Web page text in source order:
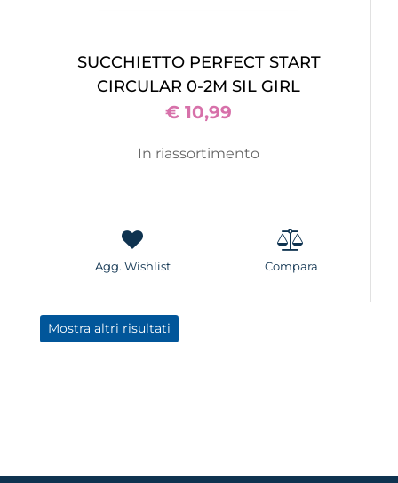
SUCCHIETTO PERFECT START
CIRCULAR 0-2M SIL GIRL
€ 10,99
In riassortimento
Agg. Wishlist Compara
Mostra altri risultati